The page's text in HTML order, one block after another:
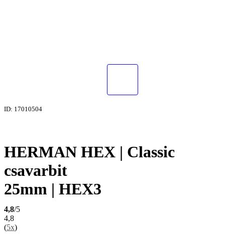
ID: 17010504
HERMAN HEX | Classic
csavarbit
25mm | HEX3
4,8/5
4,8
(5x)